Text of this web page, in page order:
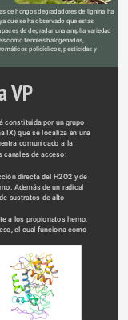
de hongos degradadores de lignina ha
que se ha observado que estas
de degradar una amplia variedad
como fenoles halogenados,
policíclicos, pesticidas y
VP
constituida por un grupo
IX) que se localiza en una
comunicado a la
canales de acceso:
directa del H2O2 y de
Además de un radical
sustratos de alto
a los propionatos hemo,
el cual funciona como